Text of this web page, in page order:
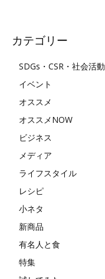
カテゴリー
SDGs・CSR・社会活動
イベント
オススメ
オススメNOW
ビジネス
メディア
ライフスタイル
レシピ
小ネタ
新商品
有名人と食
特集